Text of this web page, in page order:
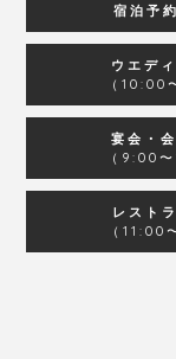
宿泊予約
ウエデ
（10:00
宴会・
（9:00
レスト
（11:00